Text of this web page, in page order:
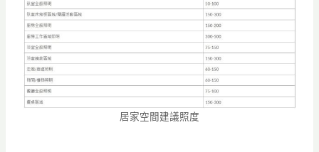
居家空間建議照度